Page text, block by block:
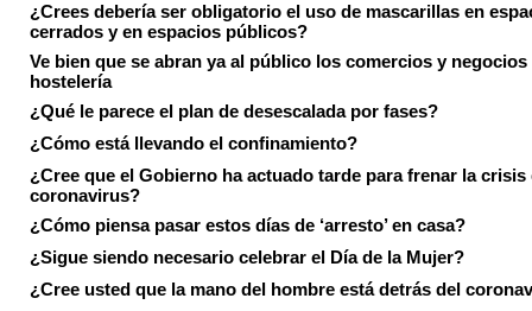
¿Crees debería ser obligatorio el uso de mascarillas en
cerrados y en espacios públicos?
Ve bien que se abran ya al público los comercios y negocios
hostelería
¿Qué le parece el plan de desescalada por fases?
¿Cómo está llevando el confinamiento?
¿Cree que el Gobierno ha actuado tarde para frenar la crisis
coronavirus?
¿Cómo piensa pasar estos días de ‘arresto’ en casa?
¿Sigue siendo necesario celebrar el Día de la Mujer?
¿Cree usted que la mano del hombre está detrás del